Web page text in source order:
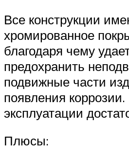
Все конструкции
хромированное
благодаря чему
предохранить
подвижные части
появления
эксплуатации
Плюсы: